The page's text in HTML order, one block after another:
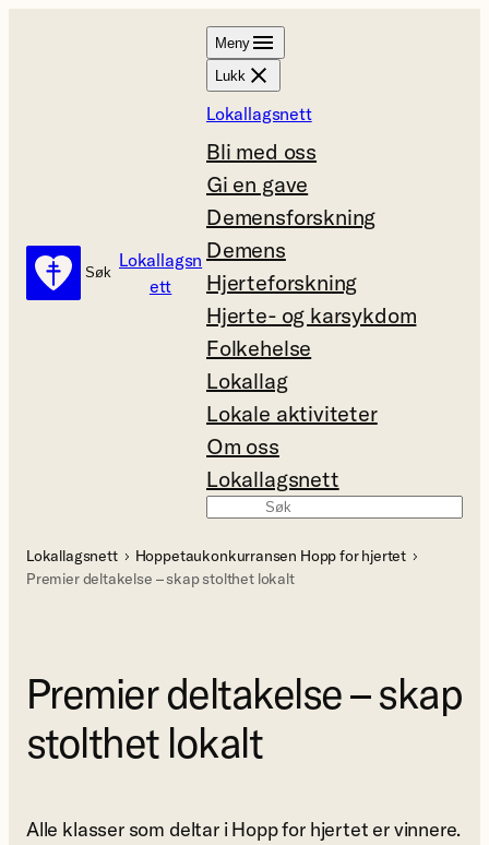
Søk
Søk
Lokallagsn
ett
Meny
Lukk
Lokallagsnett
Bli med oss
Gi en gave
Demensforskning
Demens
Hjerteforskning
Hjerte- og karsykdom
Folkehelse
Lokallag
Lokale aktiviteter
Om oss
Lokallagsnett
Lokallagsnett
Hoppetaukonkurransen Hopp for hjertet
Premier deltakelse – skap stolthet lokalt
Premier deltakelse – skap
stolthet lokalt
Alle klasser som deltar i Hopp for hjertet er vinnere.